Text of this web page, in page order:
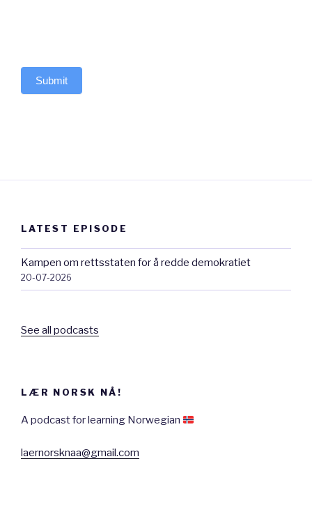
Submit
LATEST EPISODE
Kampen om rettsstaten for å redde demokratiet
20-07-2026
See all podcasts
LÆR NORSK NÅ!
A podcast for learning Norwegian
laernorsknaa@gmail.com